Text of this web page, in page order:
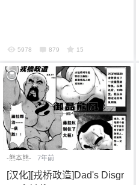
5978 879 15
-熊本熊- 7年前
[汉化][戎桥政造]Dad's Disgr